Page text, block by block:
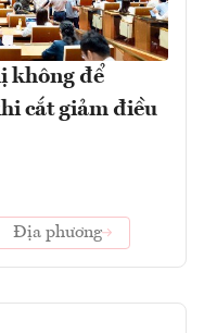
không để
cắt giảm điều
Địa phương